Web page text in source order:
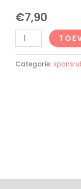
€7,90
Categorie: